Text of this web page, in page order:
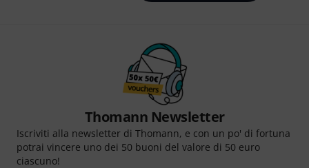
Thomann Newsletter
Iscriviti alla newsletter di Thomann, e con un po' di fortuna
potrai vincere uno dei 50 buoni del valore di 50 euro
ciascuno!